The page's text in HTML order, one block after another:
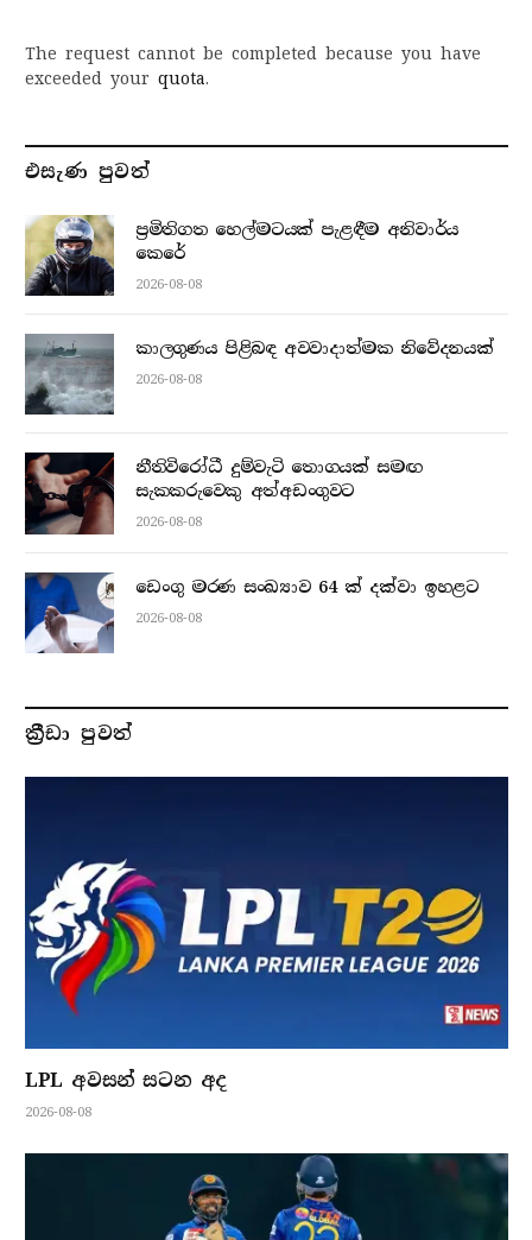
The request cannot be completed because you have
exceeded your quota.
එසැණ පුව​ත්
ප්‍රමිතිගත හෙල්මටයක් පැළඳීම අනිවාර්ය
කෙරේ
2026-08-08
කාලගුණය පිළිබඳ අවවාදාත්මක නිවේදනයක්
2026-08-08
නීතිවිරෝධී දුම්වැටි තොගයක් සමඟ
සැකකරුවෙකු අත්අඩංගුවට
2026-08-08
ඩෙංගු මරණ සංඛ්‍යාව 64 ක් දක්වා ඉහළට
2026-08-08
ක්‍රීඩා පුවත්
LPL අවසන් සටන අද
2026-08-08